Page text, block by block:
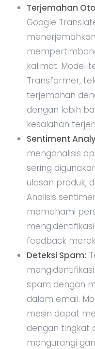
Terjemahan
Google
kalimat. Model
Transformer,
terjemahan
dengan lebih
kesalahan
Sentiment
menganalisis
sering
ulasan produk,
Analisis
memahami
feedback
Deteksi Spam:
spam dengan
dalam email.
mesin dapat
dengan tingkat
mengurangi